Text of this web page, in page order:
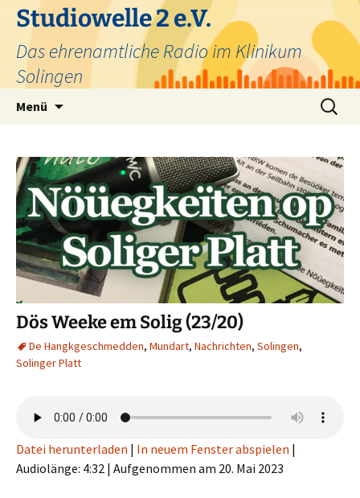
Zum
Inhalt
springen
Studiowelle 2 e.V.
Das ehrenamtliche Radio im Klinikum
Solingen
Menü
Suchen
nach:
Dös Weeke em Solig (23/20)
De Hangkgeschmedden, Mundart, Nachrichten, Solingen,
Solinger Platt
Datei herunterladen | In neuem Fenster abspielen |
Audiolänge: 4:32 | Aufgenommen am 20. Mai 2023